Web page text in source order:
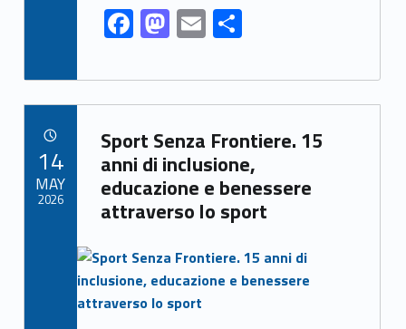
F
ac
e
b
o
o
k
M
as
to
d
o
n
E
m
ai
l
S
ar
e
Link identifier archive #link-archive-6231
Sport Senza Frontiere. 15
anni di inclusione,
educazione e benessere
attraverso lo sport
Link identifier archive #link-archive-thumb-soap-21559
14
MAY
2026